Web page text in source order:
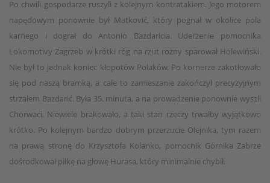
Po chwili gospodarze ruszyli z kolejnym kontratakiem. Jego motorem
napędowym ponownie był Matković, który pognał w okolice pola
karnego i dograł do Antonio Bazdaricia. Uderzenie pomocnika
Lokomotivy Zagrzeb w krótki róg na rzut rożny sparował Holewiński.
Nie był to jednak koniec kłopotów Polaków. Po kornerze zakotłowało
się pod naszą bramką, a całe to zamieszanie zakończył precyzyjnym
strzałem Bazdarić. Była 35. minuta, a na prowadzenie ponownie wyszli
Chorwaci. Niewiele brakowało, a taki stan rzeczy trwałby wyjątkowo
krótko. Po kolejnym bardzo dobrym przerzucie Olejnika, tym razem
na prawą stronę do Krzysztofa Kolanko, pomocnik Górnika Zabrze
dośrodkował piłkę na głowę Hurasa, który minimalnie chybił.